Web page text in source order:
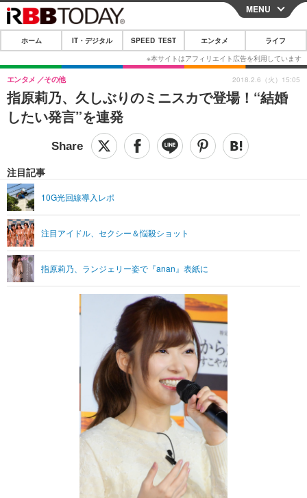
CLOSE
ホーム
IT・デジタル
IT・デジタルTOP スマートフォン
ショッピング その他
SPEED TEST
エンタメTOP 映画・ドラマ
グラビア
ショッピング
ライフTOP
リリース一覧
プッシュ通知の停止方法
MENU
ホーム IT・デジタル SPEED TEST エンタメ ライフ
指原莉乃、久しぶりのミニスカで登場！“結婚
したい発言”を連発
エンタメ その他
注目記事
10G光回線導入レポ
注目アイドル、セクシー＆悩殺ショット
指原莉乃、ランジェリー姿で『anan』表紙に
2018.2.6（火）15:05